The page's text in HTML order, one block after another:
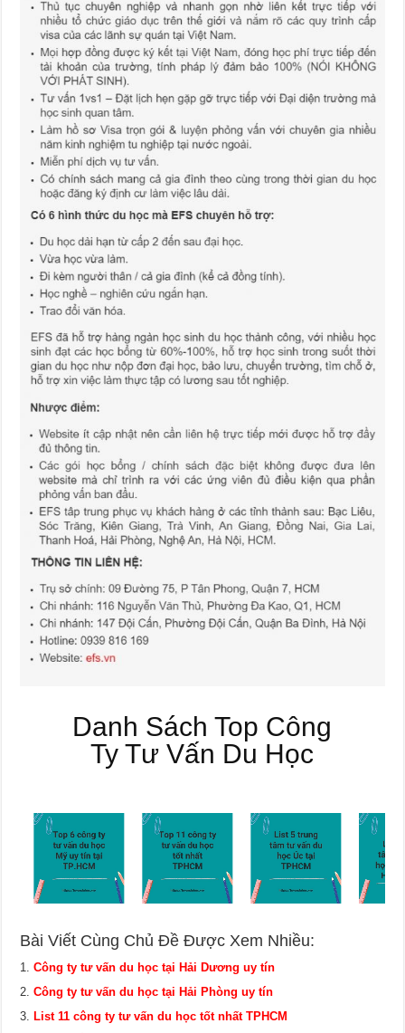
Danh Sách Top Công
Ty Tư Vấn Du Học
Bài Viết Cùng Chủ Đề Được Xem Nhiều:
Công ty tư vấn du học tại Hải Dương uy tín
Công ty tư vấn du học tại Hải Phòng uy tín
List 11 công ty tư vấn du học tốt nhất TPHCM